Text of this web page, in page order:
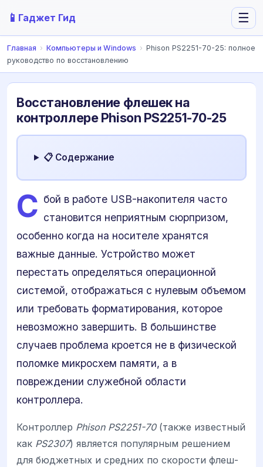
📱 Гаджет Гид ☰
Главная › Компьютеры и Windows › Phison PS2251-70-25: полное
руководство по восстановлению
Восстановление флешек на
контроллере Phison PS2251-70-25
📋 Содержание
С бой в работе USB-накопителя часто
становится неприятным сюрпризом,
особенно когда на носителе хранятся
важные данные. Устройство может
перестать определяться операционной
системой, отображаться с нулевым объемом
или требовать форматирования, которое
невозможно завершить. В большинстве
случаев проблема кроется не в физической
поломке микросхем памяти, а в
повреждении служебной области
контроллера.
Контроллер Phison PS2251-70(также известный
как PS2307) является популярным решением
для бюджетных и средних по скорости флеш-